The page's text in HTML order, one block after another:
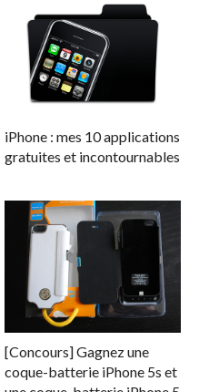
iPhone : mes 10 applications
gratuites et incontournables
[Concours] Gagnez une
coque-batterie iPhone 5s et